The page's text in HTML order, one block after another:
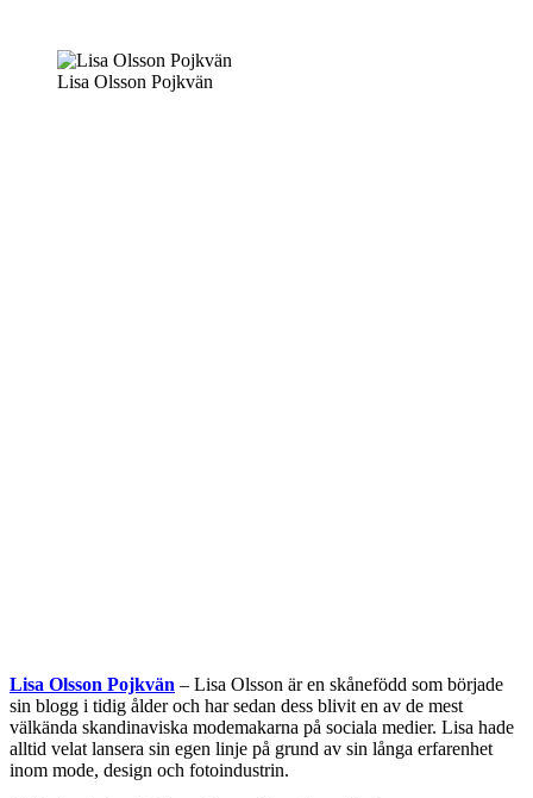
Lisa Olsson Pojkvän
Lisa Olsson Pojkvän – Lisa Olsson är en skånefödd som började
sin blogg i tidig ålder och har sedan dess blivit en av de mest
välkända skandinaviska modemakarna på sociala medier. Lisa hade
alltid velat lansera sin egen linje på grund av sin långa erfarenhet
inom mode, design och fotoindustrin.